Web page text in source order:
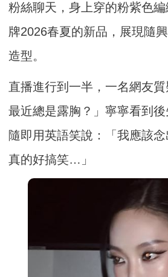
粉絲聊天，身上穿的粉紫色
牌2026春夏的新品，展現隨
造型。
直播進行到一半，一名網友
最近總是露胸？」寧寧看到後
隨即用英語笑說：「我應該
真的好搞笑…」